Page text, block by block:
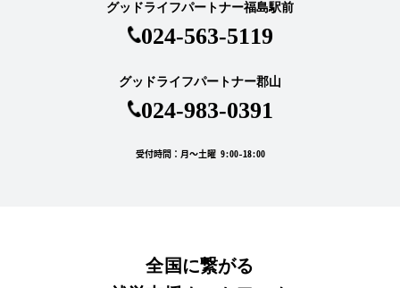
グッドライフパートナー福島駅前
024-563-5119
グッドライフパートナー郡山
024-983-0391
受付時間：月～土曜 9:00-18:00
全国に繋がる